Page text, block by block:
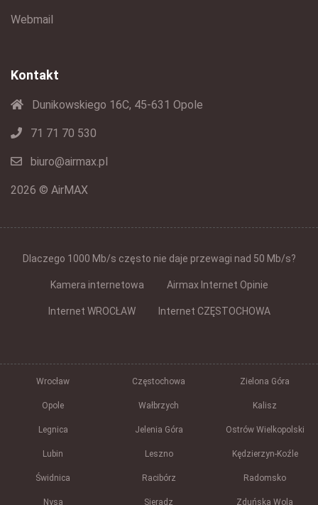
Webmail
Kontakt
Dunikowskiego 16C, 45-631 Opole
71 71 70 530
biuro@airmax.pl
2026 © AirMAX
Dlaczego 1000 Mb/s często nie daje przewagi nad 50 Mb/s?
Kamera internetowa Airmax Internet Opinie
Internet WROCŁAW Internet CZĘSTOCHOWA
Wrocław Częstochowa Zielona Góra
Opole Wałbrzych Kalisz
Legnica Jelenia Góra Ostrów Wielkopolski
Lubin Leszno Kędzierzyn-Koźle
Świdnica Racibórz Radomsko
Nysa Sieradz Zduńska Wola